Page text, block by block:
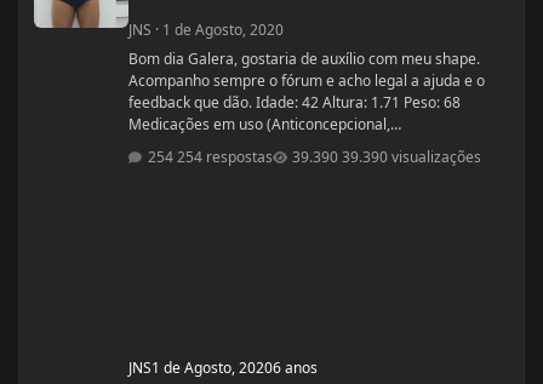
JNS · 1 de Agosto, 2020
Bom dia Galera, gostaria de auxílio com meu shape.
Acompanho sempre o fórum e acho legal a ajuda e o
feedback que dão. Idade: 42 Altura: 1.71 Peso: 68
Medicações em uso (Anticoncepcional,
antidepressivo,anti hipertensivo, etc...): nenhuma
Problemas de Saúde e história de cirurgias: nenhuma
254 respostas 39.390 visualizações
JNS1 de Agosto, 20206 anos